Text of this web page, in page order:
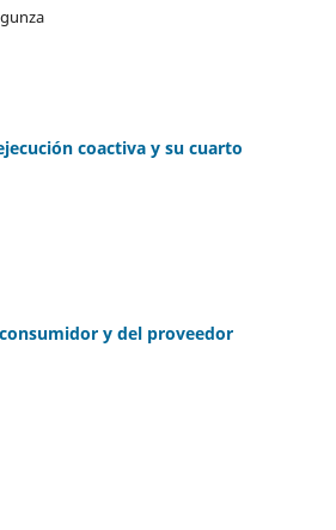
coactiva y su cuarto
y del proveedor